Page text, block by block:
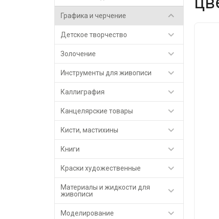
Графика и черчение 
Детское творчество 
Золочение 
Инструменты для живописи 
Каллиграфия 
Канцелярские товары 
Кисти, мастихины 
Книги 
Краски художественные 
Материалы и жидкости для
живописи

Моделирование 